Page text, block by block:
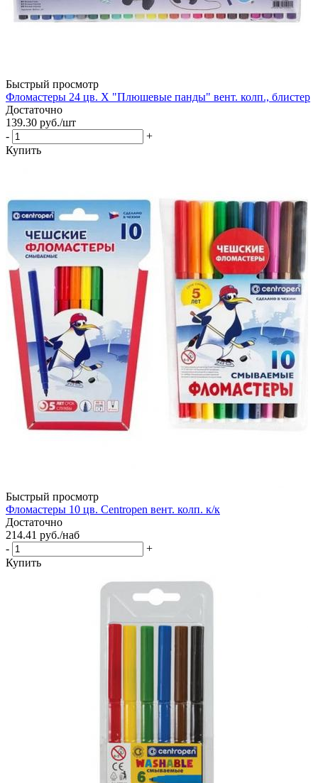
Быстрый просмотр
Фломастеры 24 цв. Х "Плюшевые панды" вент. колп., блистер
Достаточно
139.30 руб./шт
-
+
Купить
Быстрый просмотр
Фломастеры 10 цв. Centropen вент. колп. к/к
Достаточно
214.41 руб./наб
-
+
Купить